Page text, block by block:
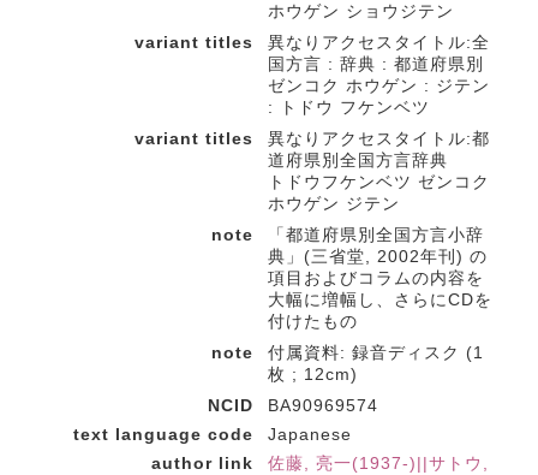
ホウゲン ショウジテン
variant titles
異なりアクセスタイトル:全
国方言 : 辞典 : 都道府県別
ゼンコク ホウゲン : ジテン
: トドウ フケンベツ
variant titles
異なりアクセスタイトル:都
道府県別全国方言辞典
トドウフケンベツ ゼンコク
ホウゲン ジテン
note
「都道府県別全国方言小辞
典」(三省堂, 2002年刊) の
項目およびコラムの内容を
大幅に増幅し、さらにCDを
付けたもの
note
付属資料: 録音ディスク (1
枚 ; 12cm)
NCID
BA90969574
text language code
Japanese
author link
佐藤, 亮一(1937-)||サトウ,